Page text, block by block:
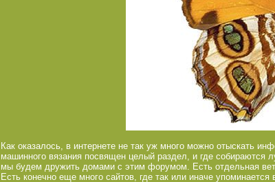
Как оказалось, в интернете не так уж много можно отыскать
машинного вязания посвящен целый раздел, и где собираются
мы будем дружить домами с этим форумом. Есть отдельная
Есть конечно еще много сайтов, где так или иначе